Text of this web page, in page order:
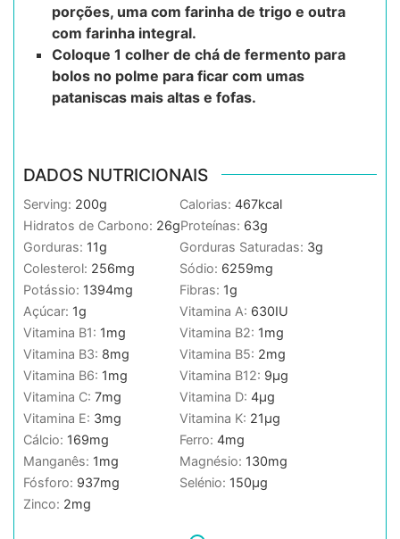
porções, uma com farinha de trigo e outra
com farinha integral.
Coloque 1 colher de chá de fermento para
bolos no polme para ficar com umas
pataniscas mais altas e fofas.
DADOS NUTRICIONAIS
Serving: 200g Calorias: 467kcal
Hidratos de Carbono: 26gProteínas: 63g
Gorduras: 11g Gorduras Saturadas: 3g
Colesterol: 256mg Sódio: 6259mg
Potássio: 1394mg Fibras: 1g
Açúcar: 1g Vitamina A: 630IU
Vitamina B1: 1mg Vitamina B2: 1mg
Vitamina B3: 8mg Vitamina B5: 2mg
Vitamina B6: 1mg Vitamina B12: 9µg
Vitamina C: 7mg Vitamina D: 4µg
Vitamina E: 3mg Vitamina K: 21µg
Cálcio: 169mg Ferro: 4mg
Manganês: 1mg Magnésio: 130mg
Fósforo: 937mg Selénio: 150µg
Zinco: 2mg